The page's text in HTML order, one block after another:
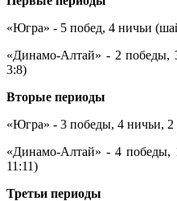
«Югра» - 5 побед, 4 ничьи
«Динамо-Алтай» - 2
3:8)
Вторые периоды
«Югра» - 3 победы, 4 ничьи,
«Динамо-Алтай» - 4
11:11)
Третьи периоды